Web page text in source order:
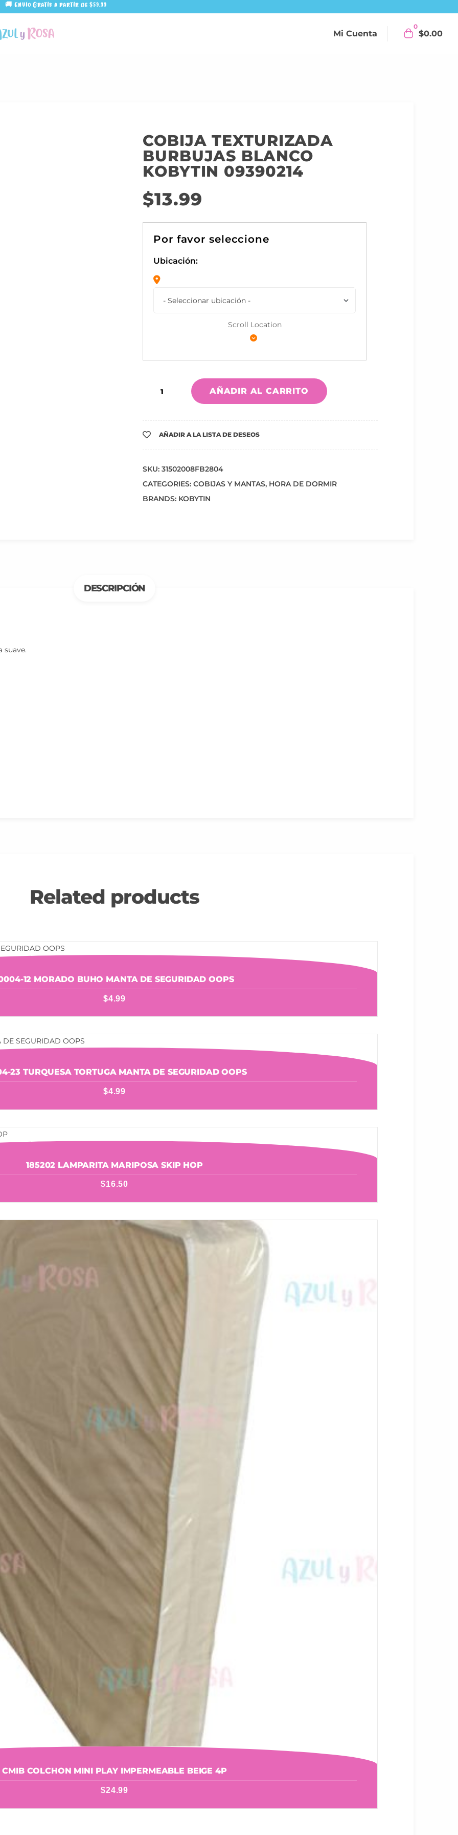
🚚 Envío Gratis a partir de $59.99
Mi Cuenta
0
$0.00
COBIJA TEXTURIZADA
BURBUJAS BLANCO
KOBYTIN 09390214
$13.99
Ubicación:
Scroll Location
AÑADIR AL CARRITO
AÑADIR A LA LISTA DE DESEOS
SKU: 31502008FB2804
CATEGORIES: COBIJAS Y MANTAS, HORA DE DORMIR
BRANDS: KOBYTIN
DESCRIPCIÓN
suave.
Related products
12 MORADO BUHO MANTA DE SEGURIDAD OOPS
$4.99
23 TURQUESA TORTUGA MANTA DE SEGURIDAD OOPS
$4.99
185202 LAMPARITA MARIPOSA SKIP HOP
$16.50
CMIB COLCHON MINI PLAY IMPERMEABLE BEIGE 4P
$24.99